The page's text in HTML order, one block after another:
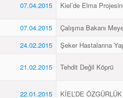
07.04.2015 Kiel’de Elma
07.04.2015
Çalışma Bakanı
24.02.2015
Şeker Hastalarına
21.02.2015 Tehdit Değil Köprü
22.01.2015 KİEL’DE